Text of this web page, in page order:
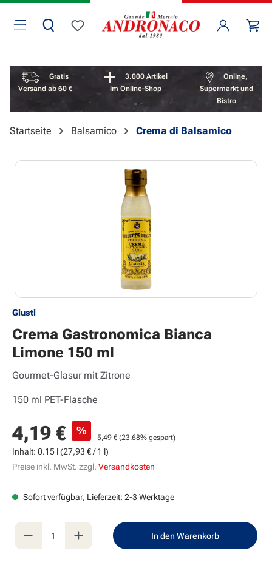
Zum Hauptinhalt springen
Du hast 0 Produkte auf dem Merkzettel
Vorteile überspringen
Gratis
Versand ab 60 €
3.000 Artikel
im Online-Shop
Online,
Supermarkt und
Bistro
Startseite Balsamico Crema di Balsamico
Bildergalerie überspringen
Giusti
Crema Gastronomica Bianca
Limone 150 ml
Gourmet-Glasur mit Zitrone
150 ml PET-Flasche
Verkaufspreis:
4,19 € % Regulärer Preis:
5,49 € (23.68% gespart)
Inhalt: 0.15 l(27,93 € / 1 l)
Preise inkl. MwSt. zzgl. Versandkosten
Sofort verfügbar, Lieferzeit: 2-3 Werktage
Produkt Anzahl: Gib den gewünschten
In den Warenkorb